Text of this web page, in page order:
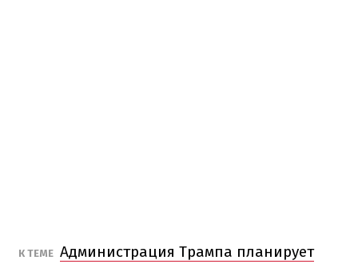
К ТЕМЕ Администрация Трампа планирует